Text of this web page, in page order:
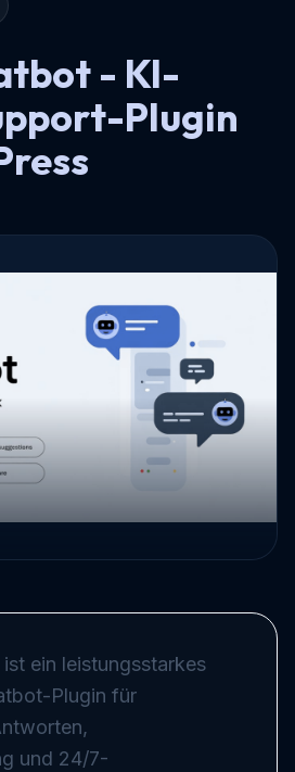
- KI-
Plugin
ist ein leistungsstarkes
Plugin für
und 24/7-